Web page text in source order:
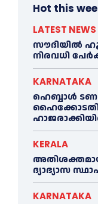
Hot this
LATEST NEWS
സൗദിയിൽ
നിരവധി
KARNATAKA
ഹെബ്ബാൾ
ഹൈക്കോടതി
KERALA
അതിശക്തമായ
ദ്യാ​ഭ്യാ​സ
KARNATAKA